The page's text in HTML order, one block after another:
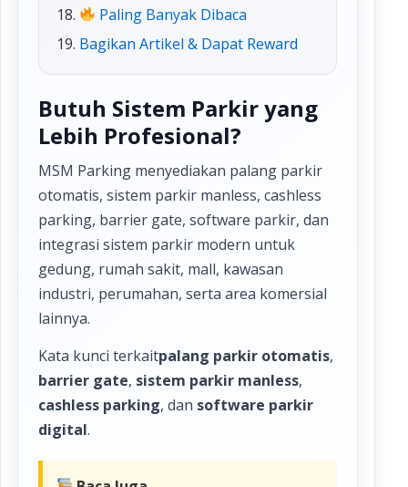
Paling Banyak Dibaca
Bagikan Artikel & Dapat Reward
Butuh Sistem Parkir yang
Lebih Profesional?
MSM Parking menyediakan palang parkir
otomatis, sistem parkir manless, cashless
parking, barrier gate, software parkir, dan
integrasi sistem parkir modern untuk
gedung, rumah sakit, mall, kawasan
industri, perumahan, serta area komersial
lainnya.
Kata kunci terkaitpalang parkir otomatis,
barrier gate, sistem parkir manless,
cashless parking, dan software parkir
digital.